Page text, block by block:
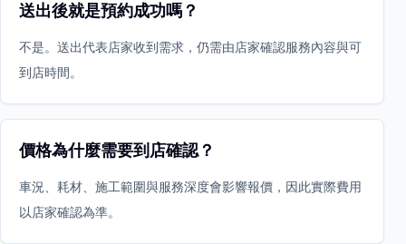
送出後就是預約成功嗎？
不是。送出代表店家收到需求，仍需由店家確認服務內容與可
到店時間。
價格為什麼需要到店確認？
車況、耗材、施工範圍與服務深度會影響報價，因此實際費用
以店家確認為準。